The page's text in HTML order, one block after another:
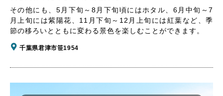
その他にも、5月下旬～8月下旬頃にはホタル、6月中旬～7
月上旬には紫陽花、11月下旬～12月上旬には紅葉など、季
節の移ろいとともに変わる景色を楽しむことができます。
千葉県君津市笹1954